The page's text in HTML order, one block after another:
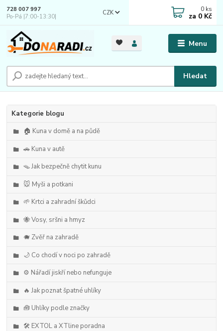
Menu
CZK
Hledat
728 007 997
Po-Pá |7:00-13:30|
0 ks
za 0 Kč
Kategorie blogu
🏠 Kuna v domě a na půdě
🚗 Kuna v autě
🪤 Jak bezpečně chytit kunu
🐭 Myši a potkani
🌱 Krtci a zahradní škůdci
🐝 Vosy, sršni a hmyz
🐗 Zvěř na zahradě
🌙 Co chodí v noci po zahradě
⚙️ Nářadí jiskří nebo nefunguje
🔥 Jak poznat špatné uhlíky
🧰 Uhlíky podle značky
🛠️ EXTOL a XTline poradna